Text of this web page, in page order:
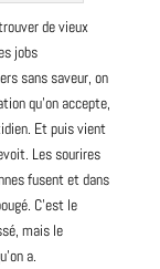
de vieux
jobs
sans saveur, on
qu’on accepte,
Et puis vient
Les sourires
fusent et dans
C’est le
mais le
a.